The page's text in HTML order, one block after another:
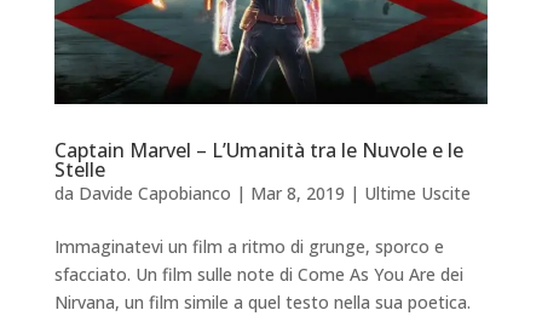
Captain Marvel – L’Umanità tra le Nuvole e le
Stelle
da Davide Capobianco | Mar 8, 2019 | Ultime Uscite
Immaginatevi un film a ritmo di grunge, sporco e
sfacciato. Un film sulle note di Come As You Are dei
Nirvana, un film simile a quel testo nella sua poetica.